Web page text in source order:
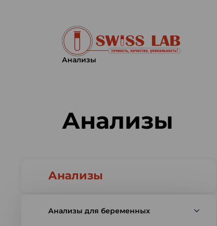
Анализы
Анализы
Анализы
Анализы для беременных